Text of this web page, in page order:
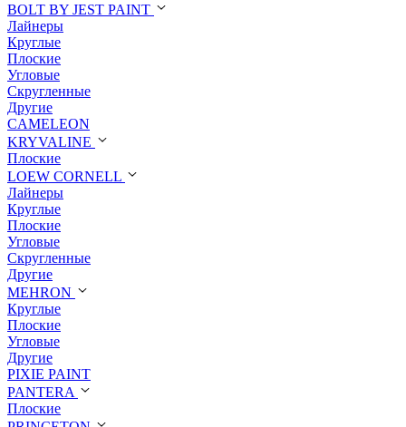
BOLT BY JEST PAINT
Лайнеры
Круглые
Плоские
Угловые
Скругленные
Другие
CAMELEON
KRYVALINE
Плоские
LOEW CORNELL
Лайнеры
Круглые
Плоские
Угловые
Скругленные
Другие
MEHRON
Круглые
Плоские
Угловые
Другие
PIXIE PAINT
PANTERA
Плоские